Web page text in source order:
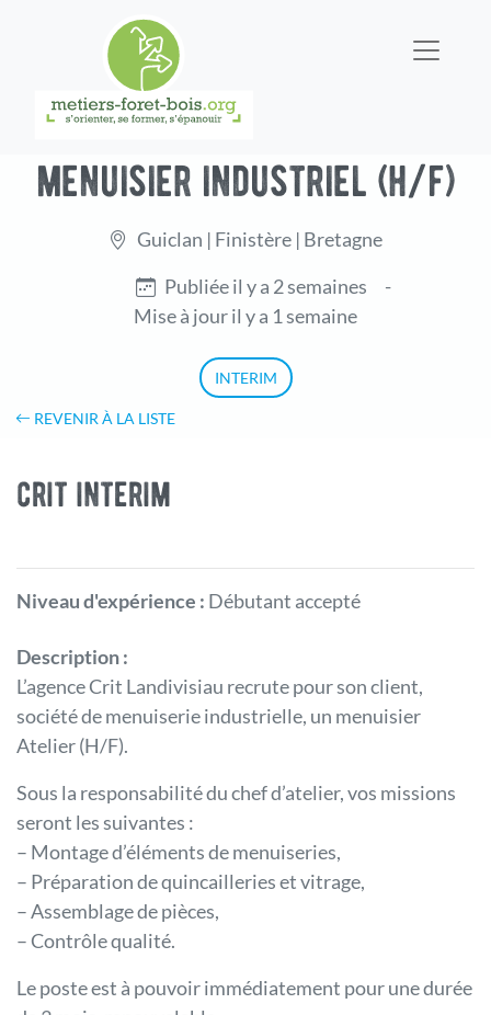
menuisier industriel (h/f)
Guiclan | Finistère | Bretagne
Publiée il y a 2 semaines
-
Mise à jour il y a 1 semaine
INTERIM
REVENIR À LA LISTE
crit interim
Niveau d'expérience : Débutant accepté
Description :
L’agence Crit Landivisiau recrute pour son client,
société de menuiserie industrielle, un menuisier
Atelier (H/F).
Sous la responsabilité du chef d’atelier, vos missions
seront les suivantes :
– Montage d’éléments de menuiseries,
– Préparation de quincailleries et vitrage,
– Assemblage de pièces,
– Contrôle qualité.
Le poste est à pouvoir immédiatement pour une durée